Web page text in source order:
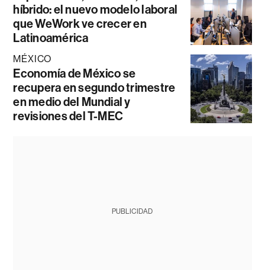
híbrido: el nuevo modelo laboral
que WeWork ve crecer en
Latinoamérica
MÉXICO
Economía de México se
recupera en segundo trimestre
en medio del Mundial y
revisiones del T-MEC
PUBLICIDAD